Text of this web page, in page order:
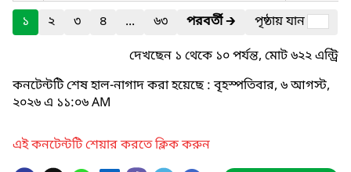
১
২ ৩ ৪ ... ৬৩ পরবর্তী🡲
পৃষ্ঠায় যান
দেখছেন ১ থেকে ১০ পর্যন্ত, মোট ৬২২ এন্ট্রি
কনটেন্টটি শেষ হাল-নাগাদ করা হয়েছে : বৃহস্পতিবার, ৬ আগস্ট,
২০২৬ এ ১১:০৬ AM
এই কনটেন্টটি শেয়ার করতে ক্লিক করুন